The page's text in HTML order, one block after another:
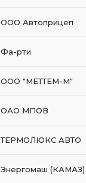
ООО Автоприцеп
Фа-рти
ООО "МЕТТЕМ-М"
ОАО МПОВ
ТЕРМОЛЮКС АВТО
Энергомаш (КАМАЗ)